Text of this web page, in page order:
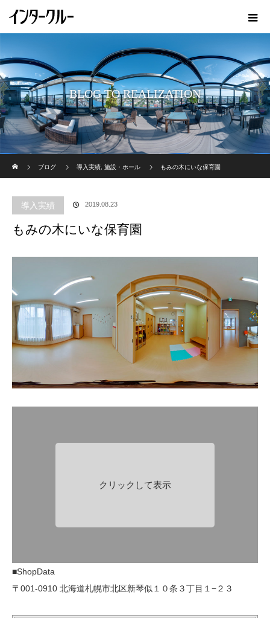
BLOG TO REALIZATION
ブログ
導入実績 施設・ホール もみの木にいな保育園
導入実績 2019.08.23
もみの木にいな保育園
クリックして表示
■ShopData
〒001-0910 北海道札幌市北区新琴似１０条３丁目１−２３